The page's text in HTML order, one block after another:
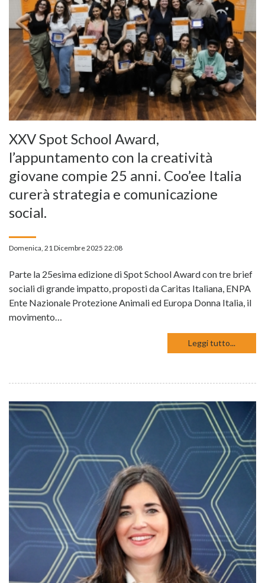
XXV Spot School Award,
l’appuntamento con la creatività
giovane compie 25 anni. Coo’ee Italia
curerà strategia e comunicazione
social.
Domenica, 21 Dicembre 2025 22:08
Parte la 25esima edizione di Spot School Award con tre brief
sociali di grande impatto, proposti da Caritas Italiana, ENPA
Ente Nazionale Protezione Animali ed Europa Donna Italia, il
movimento…
Leggi tutto...